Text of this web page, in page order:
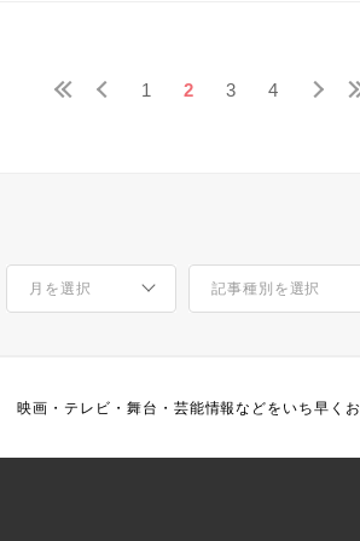
1 2 3 4
映画・テレビ・舞台・芸能情報などをいち早く